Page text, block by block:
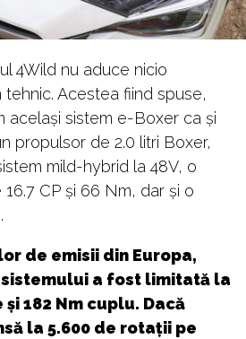
4Wild nu aduce nicio
Acestea fiind spuse,
același sistem e-Boxer ca și
propulsor de 2.0 litri Boxer,
mild-hybrid la 48V, o
CP și 66 Nm, dar și o
de emisii din Europa,
a fost limitată la
182 Nm cuplu. Dacă
la 5.600 de rotații pe